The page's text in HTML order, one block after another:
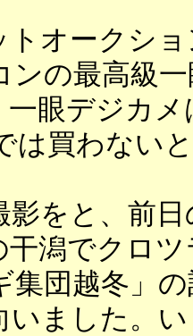
トオークシ
ンの最高級
一眼デジカ
は買わない
をと、前日
干潟でクロ
集団越冬」
いました。